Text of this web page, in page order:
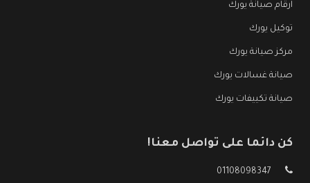
ارقام صيانة يورك
توكيل يورك
مركز صيانة يورك
صيانة غسالات يورك
صيانة تكييفات يورك
كن دائما على تواصل معنا!
01108098347